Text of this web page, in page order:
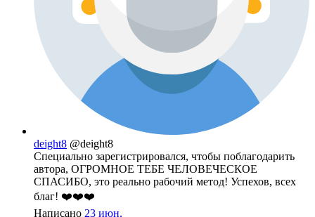
deight8 @deight8
Специально зарегистрировался, чтобы поблагодарить
автора, ОГРОМНОЕ ТЕБЕ ЧЕЛОВЕЧЕСКОЕ
СПАСИБО, это реально рабочий метод! Успехов, всех
благ! ❤️❤️❤️
Написано 23 июн.